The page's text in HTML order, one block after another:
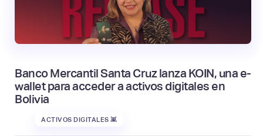
Banco Mercantil Santa Cruz lanza KOIN, una e-
wallet para acceder a activos digitales en
Bolivia
ACTIVOS DIGITALES 👾